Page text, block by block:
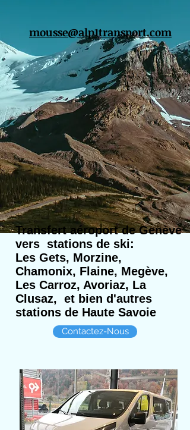
mousse@alp1transport.com
Transfert aéroport de Genève
vers stations de ski:
Les Gets, Morzine,
Chamonix, Flaine, Megève,
Les Carroz, Avoriaz, La
Clusaz, et bien d'autres
stations de Haute Savoie
Contactez-Nous